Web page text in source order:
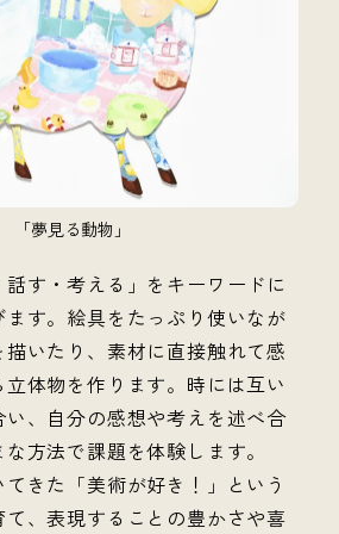
「夢見る動物」
話す・考える」をキーワードに
す。絵具をたっぷり使いなが
いたり、素材に直接触れて感
体物を作ります。時には互い
、自分の感想や考えを述べ合
方法で課題を体験します。
きた「美術が好き！」という
、表現することの豊かさや喜